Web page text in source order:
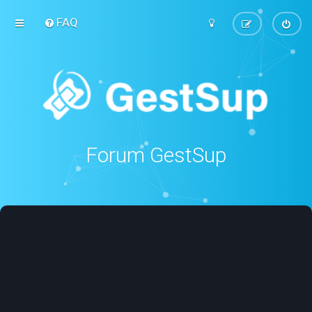
FAQ
Forum GestSup